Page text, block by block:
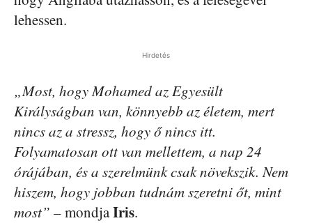
lehessen.
Hirdetés
„Most, hogy Mohamed az Egyesült
Királyságban van, könnyebb az életem, mert
nincs az a stressz, hogy ő nincs itt.
Folyamatosan ott van mellettem, a nap 24
órájában, és a szerelmünk csak növekszik. Nem
hiszem, hogy jobban tudnám szeretni őt, mint
most” – mondjaIris.